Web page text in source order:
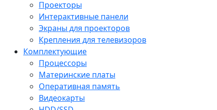
Проекторы
Интерактивные панели
Экраны для проекторов
Крепления для телевизоров
Комплектующие
Процессоры
Материнские платы
Оперативная память
Видеокарты